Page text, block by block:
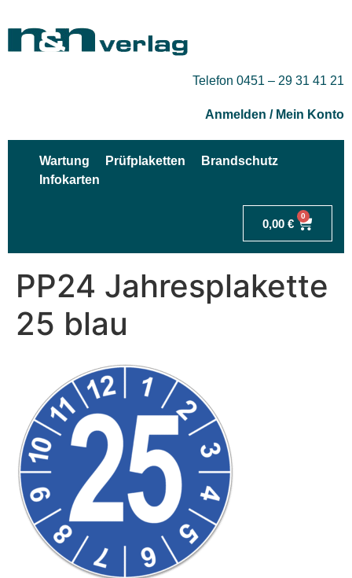
Telefon 0451 – 29 31 41 21
Anmelden / Mein Konto
Wartung Prüfplaketten
Brandschutz
Infokarten
0,00 €
0
PP24 Jahresplakette
25 blau